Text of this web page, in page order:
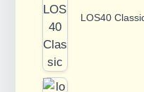
LOS40